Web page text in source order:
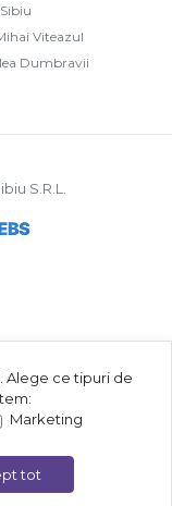
Viteazul
Dumbravii
S.R.L.
Alege ce tipuri de
Marketing
tot